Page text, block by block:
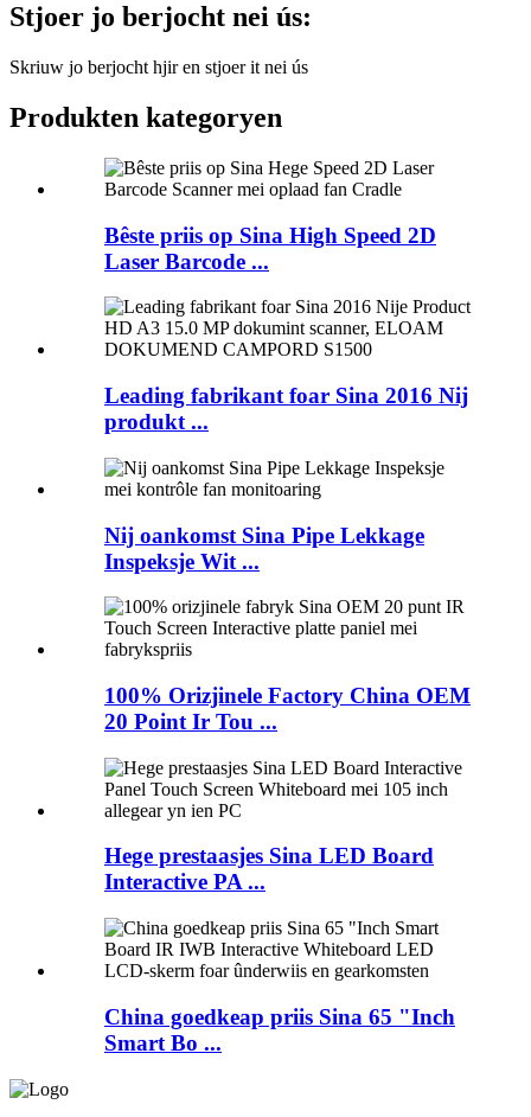
Stjoer jo berjocht nei ús:
Skriuw jo berjocht hjir en stjoer it nei ús
Produkten kategoryen
Bêste priis op Sina High Speed ​​2D
Laser Barcode ...
Leading fabrikant foar Sina 2016 Nij
produkt ...
Nij oankomst Sina Pipe Lekkage
Inspeksje Wit ...
100% Orizjinele Factory China OEM
20 Point Ir Tou ...
Hege prestaasjes Sina LED Board
Interactive PA ...
China goedkeap priis Sina 65 "Inch
Smart Bo ...